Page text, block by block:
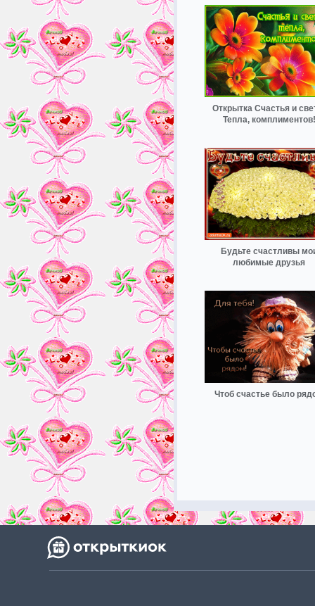
Открытка Счастья и
Тепла, комплиментов!
Будьте счастливы
любимые друзья
Чтоб счастье было